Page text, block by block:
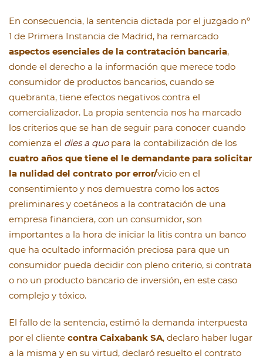
En consecuencia, la sentencia dictada por el juzgado nº
1 de Primera Instancia de Madrid, ha remarcado
aspectos esenciales de la contratación bancaria,
donde el derecho a la información que merece todo
consumidor de productos bancarios, cuando se
quebranta, tiene efectos negativos contra el
comercializador. La propia sentencia nos ha marcado
los criterios que se han de seguir para conocer cuando
comienza el dies a quopara la contabilización de los
cuatro años que tiene el le demandante para solicitar
la nulidad del contrato por error/vicio en el
consentimiento y nos demuestra como los actos
preliminares y coetáneos a la contratación de una
empresa financiera, con un consumidor, son
importantes a la hora de iniciar la litis contra un banco
que ha ocultado información preciosa para que un
consumidor pueda decidir con pleno criterio, si contrata
o no un producto bancario de inversión, en este caso
complejo y tóxico.
El fallo de la sentencia, estimó la demanda interpuesta
por el cliente contra Caixabank SA, declaro haber lugar
a la misma y en su virtud, declaró resuelto el contrato